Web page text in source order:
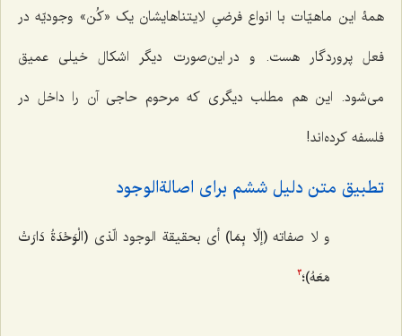
همۀ این ماهیّات با انواع فرضیِ لایتناهایشان یک «کُن» وجودیّه در
فعل پروردگار هست. و در این‌صورت دیگر اشکال خیلی عمیق
می‌شود. این هم مطلب دیگری که مرحوم حاجی آن را داخل در
فلسفه کرده‌اند!
تطبیق متن دلیل ششم برای اصالةالوجود
و لا صفاته(إلّا بِمَا) أی بحقیقة الوجود الّذی (الْوَحْدَةُ دَارَتْ
مَعَهُ)؛3